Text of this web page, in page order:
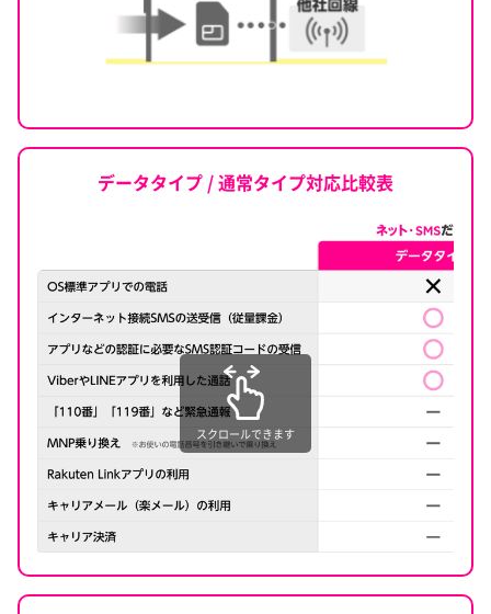
口座振替（楽天カード以外の引落）※で最大＋年0.02％
※ 1件以上
※ 第一生命支店・OKB支店・NCB支店・JRE BANK口座の各支店は
ボーナス金利適用対象外となります。
残高不足を事前にメールでお知らせ
年金のお受取についてはこちら
※1 他行振込手数料無料回数の進呈は「前月26日〜毎月25日の給与・
者さまに必ずご確認ください。「給与振込」以外の電文で受け取っ
た場合、楽天銀行で給与・賞与と判断されず、特典を受けることが
住宅ローン（金利選択型）の
借り換えが特別金利に！
給与受取のかた限定金利！
その他条件等は「詳しくはこちら」から
ご確認ください。
変動金利 年1.267％
データタイプ / 通常タイプ対応比較表
スクロールできます